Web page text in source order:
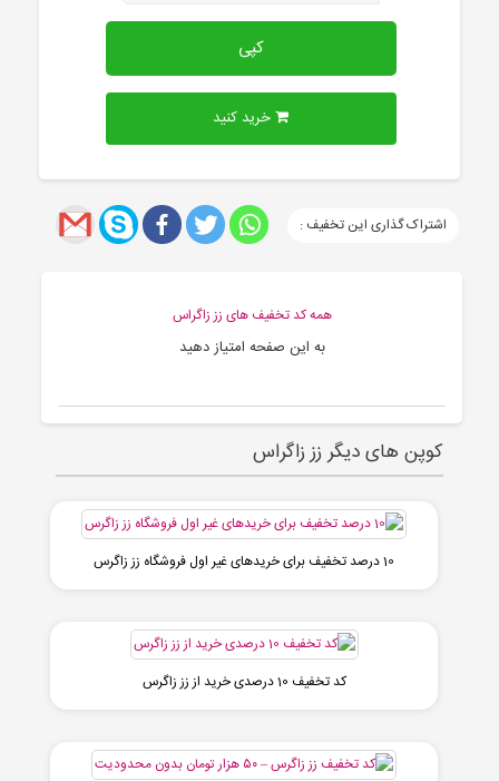
کپی
خرید کنید
اشتراک گذاری این تخفیف :
همه کد تخفیف های زز زاگراس
به این صفحه امتیاز دهید
کوپن های دیگر زز زاگراس
10 درصد تخفیف برای خریدهای غیر اول فروشگاه زز زاگرس
کد تخفیف 10 درصدی خرید از زز زاگرس